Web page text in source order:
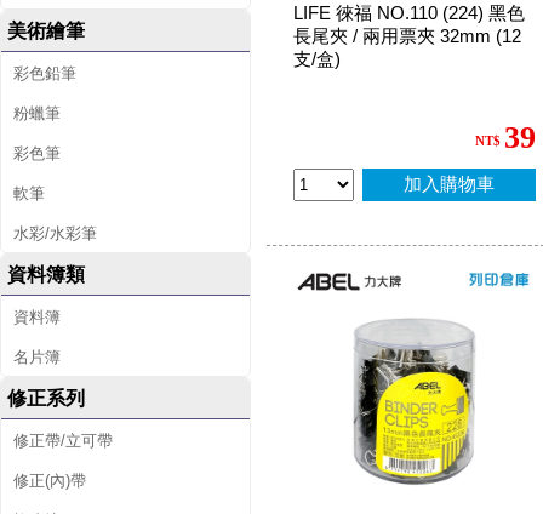
美術繪筆
彩色鉛筆
粉蠟筆
彩色筆
軟筆
水彩/水彩筆
資料簿類
資料簿
名片簿
修正系列
修正帶/立可帶
修正(內)帶
LIFE 徠福 NO.110 (224) 黑色
長尾夾 / 兩用票夾 32mm (12
支/盒)
NT$ 39
加入購物車